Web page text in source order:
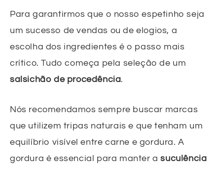
Para garantirmos que o nosso espetinho seja
um sucesso de vendas ou de elogios, a
escolha dos ingredientes é o passo mais
crítico. Tudo começa pela seleção de um
salsichão de procedência.
Nós recomendamos sempre buscar marcas
que utilizem tripas naturais e que tenham um
equilíbrio visível entre carne e gordura. A
gordura é essencial para manter asuculência